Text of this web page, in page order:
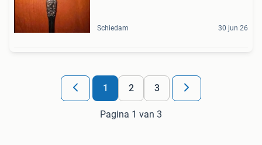
Schiedam 30 jun 26
1 2 3
Pagina 1 van 3